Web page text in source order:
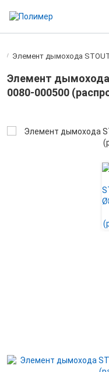
/ Элемент дымохода
Элемент дымохода
0080-000500